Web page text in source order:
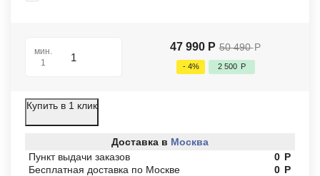
мин.
1
47 990 Р 50 490 Р
- 4% 2 500 Р
Купить в 1 клик
Доставка в Москва
Пункт выдачи заказов
0 Р
Бесплатная доставка по Москве
0 Р